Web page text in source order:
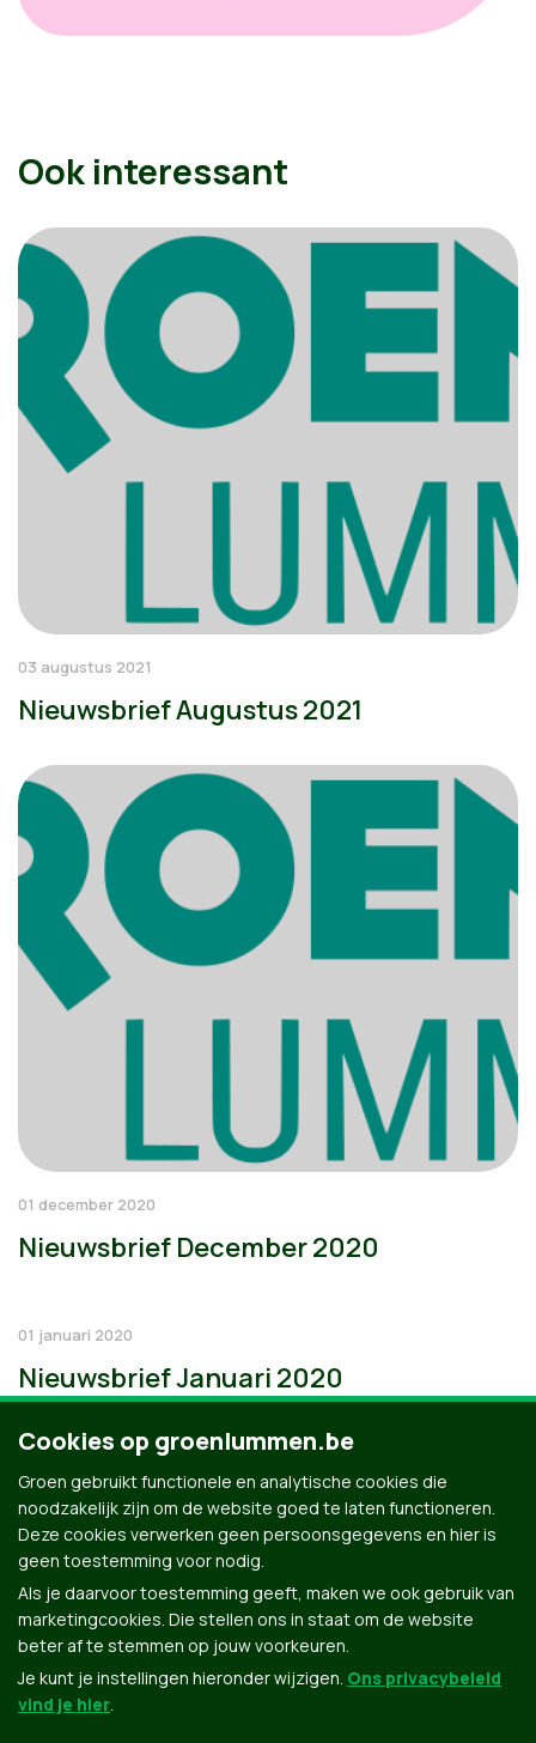
Ook interessant
03 augustus 2021
Nieuwsbrief Augustus 2021
01 december 2020
Nieuwsbrief December 2020
01 januari 2020
Nieuwsbrief Januari 2020
Cookies op groenlummen.be
Groen gebruikt functionele en analytische cookies die
noodzakelijk zijn om de website goed te laten functioneren.
Deze cookies verwerken geen persoonsgegevens en hier is
geen toestemming voor nodig.
Als je daarvoor toestemming geeft, maken we ook gebruik van
marketingcookies. Die stellen ons in staat om de website
beter af te stemmen op jouw voorkeuren.
Je kunt je instellingen hieronder wijzigen. Ons privacybeleid
vind je hier.